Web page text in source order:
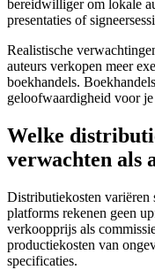
bereidwilliger om lokale
presentaties of
Realistische
auteurs verkopen meer
boekhandels.
geloofwaardigheid voor je
Welke
verwachten als
Distributiekosten variëren
platforms rekenen geen
verkoopprijs als
productiekosten van
specificaties.